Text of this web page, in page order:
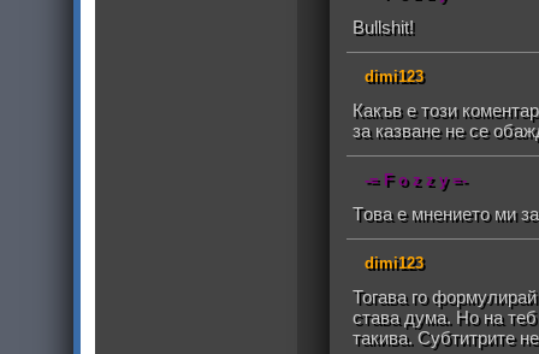
Bullshit!
dimi123
Какъв е този
за казване не се
-= F o z z y =-
Tова е мнението ми
dimi123
Тогава го
става дума. Но на
такива. Субтитрите